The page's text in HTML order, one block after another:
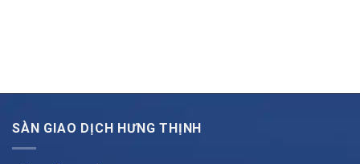
SÀN GIAO DỊCH HƯNG THỊNH